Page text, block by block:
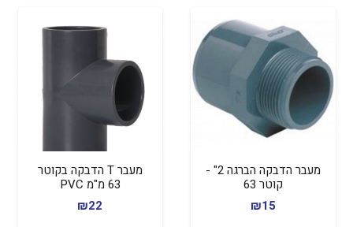
מעבר הדבקה הברגה 2" -
קוטר 63
₪15
מעבר T הדבקה בקוטר
63 מ"מ PVC
₪22